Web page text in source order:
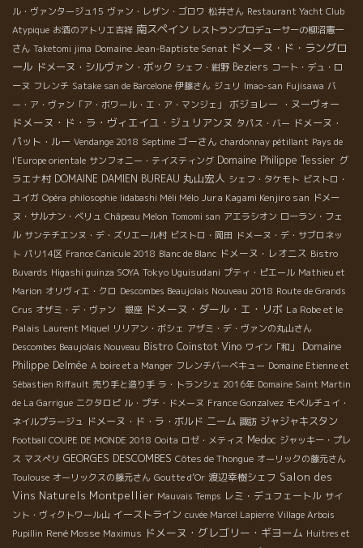
ル・ヴァンタージュ15 ヴァン・レザン・ゴロワ 松井さん Restaurant Yacht Club
Atypique お酒のアトリエ吉祥 南スペイン レストランプロデューサーの柳沼憲一
さん Taketomi jima Domaine Jean-Baptiste Senat ドメーヌ・ド・ラングロ
ール ドメーヌ・シルヴァン・ボック シェフ・紺野 Beziers コート・デュ・ロ
ーヌ フレンチ Satake san de Barcelone 伊藤さん ジュリ Imao-san Fujisawa バ
ー・ア・ヴァン「ア・ボワール・エ・ア・マンジェ」
ボジョレー ・ヌーヴォー
ドメーヌ・ド・ラ・ヴィエイユ・ジュリアンヌ タパス・バー ドメーヌ・
パット・ルー Vendange 2018 Septime ゴーさん chardonnay pétillant Pays de
l'Europe orientale サンフォニー・テイスティング Domaine Philippe Tessier グ
ラエナ村 DOMAINE DAMIEN BUREAU 丸山宏人 シェフ・タケモト ビストロ・
ユイガ Opéra philosophie Iidabashi Méli Mélo Jura Kagami Kenjiro san ドメー
ヌ・サルナン・ベリュ Châpeau Melon Tomomi san アエラシオン ローラン・フェ
ル サンテチエンヌ・デ・ズリエール村 ビストロ・岡田 ドメーヌ・デ・サブロネッ
ト パリ14区 France Canicule 2018 Blanc de Blanc ドメーヌ・レオニス Bistro
Buvards Higashi guinza SOYA Tokyo Uguisudani プティ・ピエール Mathieu et
Marion オリヴィエ・クロ Descombes Beaujolais Nouveau 2018 Route de Grands
Crus オザミ・デ・ヴァン 銀座 ドメーヌ・ダール・エ・リボ La Robe et le
Palais Laurent Miquel リリアン・ボシェ アザミ・デ・ヴァンの丸山さん
Descombes Beaujolais Nouveau Bistro Coinstot Vino ワイン「和」
Domaine
Philippe Delmée A boire et a Manger フレンチバーベキュー Domaine Etienne et
Sébastien Riffault 売り手と造り手 ラ・トランシェ 2016年 Domaine Saint Martin
de La Garrigue ニクタロピ ル・プチ・ドメーヌ France Gonzalvez モペルチュイ・
ネイルプラージュ ドメーヌ・ド・ラ・ボルド ニーム 諏訪 ジャジャキスタン
Football COUPE DE MONDE 2018 Ooita ロゼ・メティス Medoc ジャッキー・プレ
ス マスぺリ GEORGES DESCOMBES Côtes de Thongue オーリックの藤元さん
Toulouse オーリックスの藤元さん Goutte d’Or 渡辺幸樹シェフ Salon des
Vins Naturels Montpellier Mauvais Temps レミ・デュフェートル サイ
ント・ヴィクトワール山 イーストライン cuvée Marcel Lapierre Village Arbois
Pupillin René Mosse Maximus ドメーヌ・グレゴリー・ギヨーム Huitres et